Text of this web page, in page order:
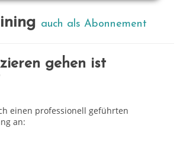
auch als Abonnement
gehen ist
einen professionell geführten
an: